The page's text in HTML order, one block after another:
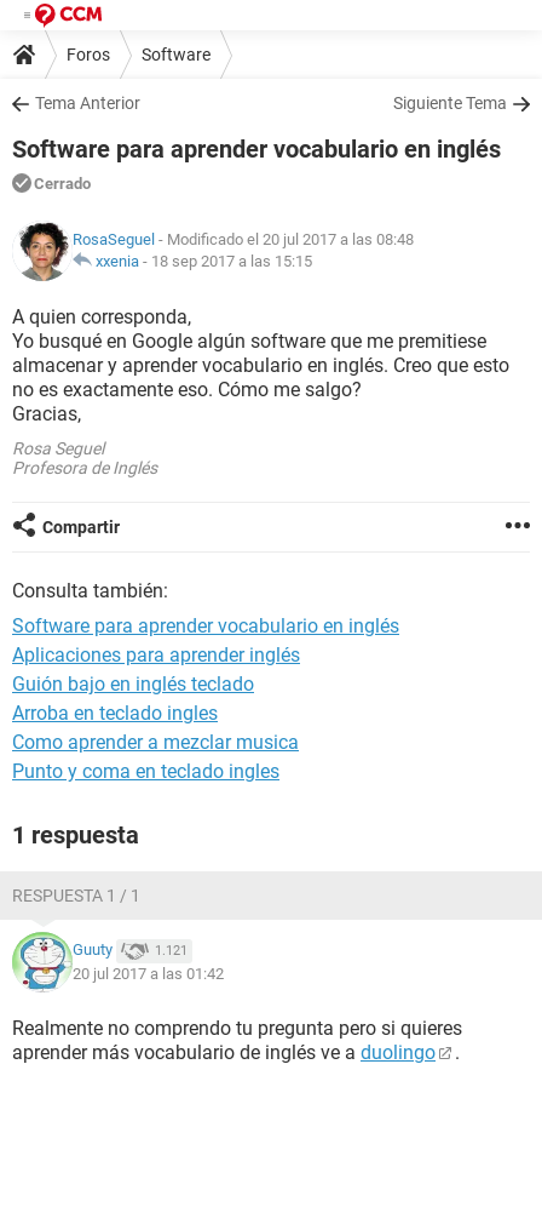
Foros Software
Tema Anterior Siguiente Tema
Software para aprender vocabulario en inglés
Cerrado
RosaSeguel - Modificado el 20 jul 2017 a las 08:48
xxenia - 18 sep 2017 a las 15:15
A quien corresponda,
Yo busqué en Google algún software que me premitiese
almacenar y aprender vocabulario en inglés. Creo que esto
no es exactamente eso. Cómo me salgo?
Gracias,
Rosa Seguel
Profesora de Inglés
Compartir
Consulta también:
Software para aprender vocabulario en inglés
Aplicaciones para aprender inglés
Guión bajo en inglés teclado
Arroba en teclado ingles
Como aprender a mezclar musica
Punto y coma en teclado ingles
1 respuesta
RESPUESTA 1 / 1
Guuty 1.121
20 jul 2017 a las 01:42
Realmente no comprendo tu pregunta pero si quieres
aprender más vocabulario de inglés ve a duolingo .